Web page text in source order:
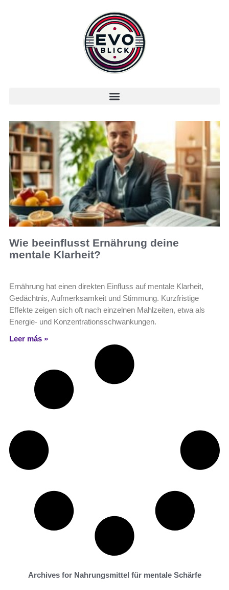
Wie beeinflusst Ernährung deine
mentale Klarheit?
Ernährung hat einen direkten Einfluss auf mentale Klarheit,
Gedächtnis, Aufmerksamkeit und Stimmung. Kurzfristige
Effekte zeigen sich oft nach einzelnen Mahlzeiten, etwa als
Energie- und Konzentrationsschwankungen.
Leer más »
Archives for Nahrungsmittel für mentale Schärfe